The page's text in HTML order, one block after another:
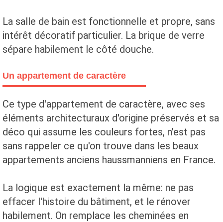
La salle de bain est fonctionnelle et propre, sans
intérêt décoratif particulier. La brique de verre
sépare habilement le côté douche.
Un appartement de caractère
Ce type d'appartement de caractère, avec ses
éléments architecturaux d'origine préservés et sa
déco qui assume les couleurs fortes, n'est pas
sans rappeler ce qu'on trouve dans les beaux
appartements anciens haussmanniens en France.
La logique est exactement la même: ne pas
effacer l'histoire du bâtiment, et le rénover
habilement. On remplace les cheminées en